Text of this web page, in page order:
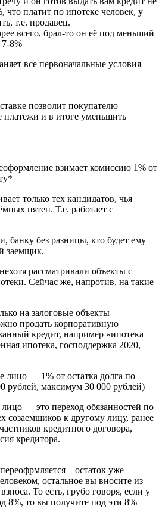
что платит по ипотеке человек, у
т.е. продавец.
всего, брал-то он её под меньший
8%
все первоначальные условия
позволит покупателю
и в итоге уменьшить
взимает комиссию 1% от
только тех кандидатов, чья
пятен. Т.е. работает с
банку без разницы, кто будет ему
заемщик.
рассматривали объекты с
Сейчас же, напротив, на такие
на залоговые объекты
продать корпоративную
кредит, например «ипотека
ипотека, господдержка 2020,
лицо — 1% от остатка долга по
рублей, максимум 30 000 рублей)
лицо — это переход обязанностей по
созаемщиков к другому лицу, ранее
кредитного договора,
кредитора.
– остаток уже
остальное вы вносите из
То есть, грубо говоря, если у
8%, то вы получите под эти 8%